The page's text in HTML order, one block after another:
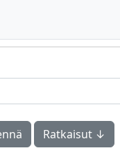
Ratkaisut ↓